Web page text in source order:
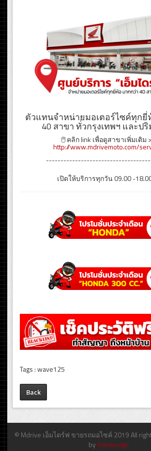
ตัวแทนจำหน่ายมอเตอร์ไซค์ทุกยี่
40 สาขา ทั่วกรุงเทพฯ และ
🖱️ คลิก link เพื่อดูสาขาเพิ่มเติม
http://www.mdrivemoto.com/
เปิดให้บริการทุกวัน 09.00 -
Tags : wave125
Back
© Mdrive เอ็มไดร์ฟ ขายรถมอไซค์ 2019 All
by Kondesign